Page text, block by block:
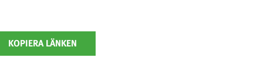
KOPIERA LÄNKEN